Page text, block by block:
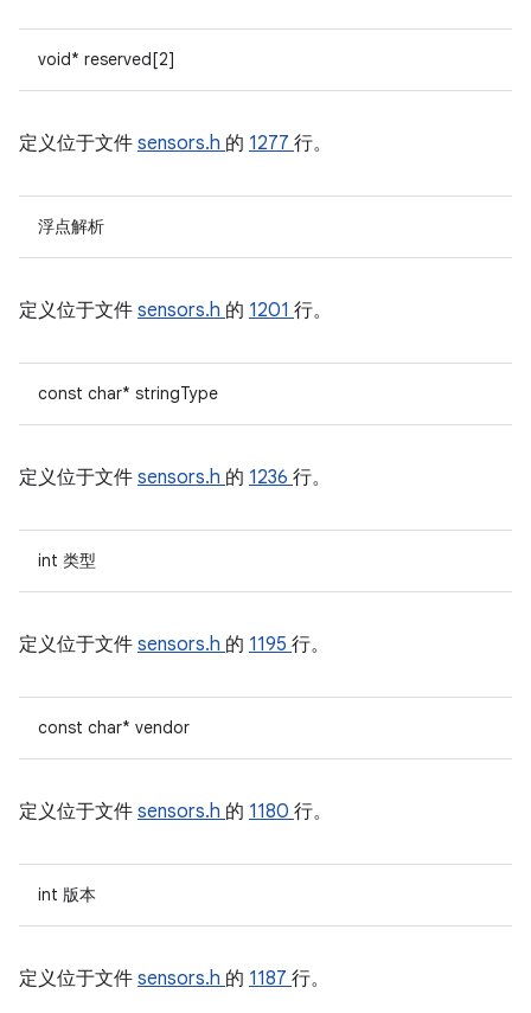
void* reserved[2]
定义位于文件 sensors.h 的 1277 行。
浮点解析
定义位于文件 sensors.h 的 1201 行。
const char* stringType
定义位于文件 sensors.h 的 1236 行。
int 类型
定义位于文件 sensors.h 的 1195 行。
const char* vendor
定义位于文件 sensors.h 的 1180 行。
int 版本
定义位于文件 sensors.h 的 1187 行。